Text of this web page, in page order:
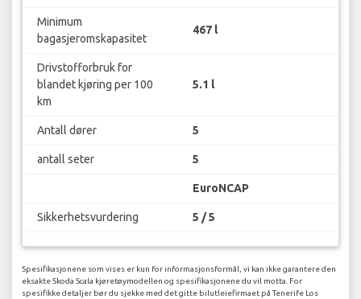
Minimum
bagasjeromskapasitet
467 l
Drivstofforbruk for
blandet kjøring per 100
km
5.1 l
Antall dører 5
antall seter 5
EuroNCAP
Sikkerhetsvurdering 5 / 5
Spesifikasjonene som vises er kun for informasjonsformål, vi kan ikke garantere den
eksakte Skoda Scala kjøretøymodellen og spesifikasjonene du vil motta. For
spesifikke detaljer bør du sjekke med det gitte bilutleiefirmaet på Tenerife Los